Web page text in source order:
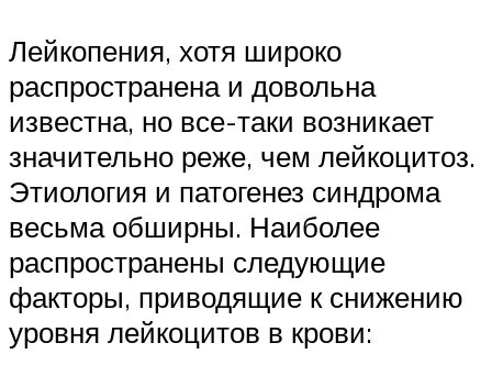
Лейкопения, хотя широко
распространена и довольна
известна, но все-таки возникает
значительно реже, чем лейкоцитоз.
Этиология и патогенез синдрома
весьма обширны. Наиболее
распространены следующие
факторы, приводящие к снижению
уровня лейкоцитов в крови: